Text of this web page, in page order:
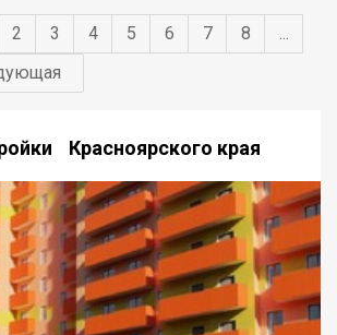
2 3 4 5 6 7 8
...
Красноярского края